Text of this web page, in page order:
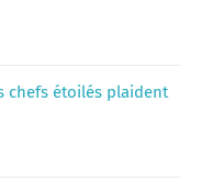
chefs étoilés plaident